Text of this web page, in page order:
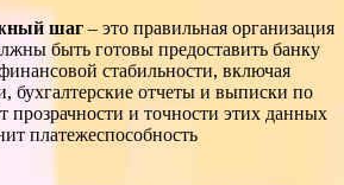
шаг – это правильная организация
быть готовы предоставить банку
стабильности, включая
бухгалтерские отчеты и выписки по
прозрачности и точности этих данных
платежеспособность